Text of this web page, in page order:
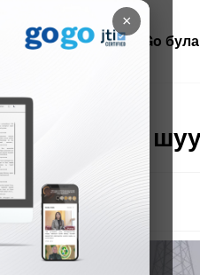
×
Мэдээ GoGo
орж, цасан
2025-12-12